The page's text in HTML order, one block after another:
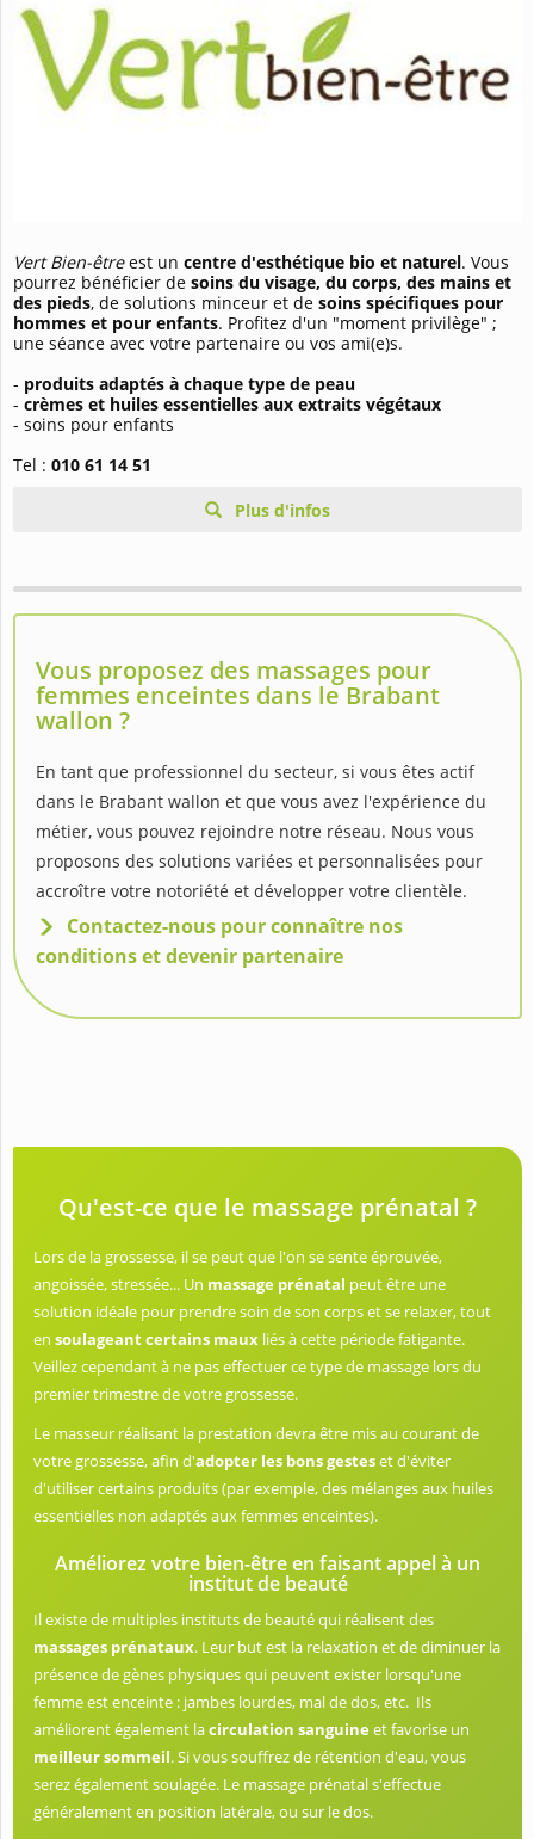
Vert Bien-êtreest un centre d'esthétique bio et naturel. Vous
pourrez bénéficier de soins du visage, du corps, des mains et
des pieds, de solutions minceur et de soins spécifiques pour
hommes et pour enfants. Profitez d'un "moment privilège" ;
une séance avec votre partenaire ou vos ami(e)s.
- produits adaptés à chaque type de peau
- crèmes et huiles essentielles aux extraits végétaux
- soins pour enfants
Tel : 010 61 14 51
Plus d'infos
Vous proposez des massages pour
femmes enceintes dans le Brabant
wallon ?
En tant que professionnel du secteur, si vous êtes actif
dans le Brabant wallon et que vous avez l'expérience du
métier, vous pouvez rejoindre notre réseau. Nous vous
proposons des solutions variées et personnalisées pour
accroître votre notoriété et développer votre clientèle.
Contactez-nous pour connaître nos
conditions et devenir partenaire
Qu'est-ce que le massage prénatal ?
Lors de la grossesse, il se peut que l'on se sente éprouvée,
angoissée, stressée... Un massage prénatal peut être une
solution idéale pour prendre soin de son corps et se relaxer, tout
en soulageant certains maux liés à cette période fatigante.
Veillez cependant à ne pas effectuer ce type de massage lors du
premier trimestre de votre grossesse.
Le masseur réalisant la prestation devra être mis au courant de
votre grossesse, afin d'adopter les bons gesteset d'éviter
d'utiliser certains produits (par exemple, des mélanges aux huiles
essentielles non adaptés aux femmes enceintes).
Améliorez votre bien-être en faisant appel à un
institut de beauté
Il existe de multiples instituts de beauté qui réalisent des
massages prénataux. Leur but est la relaxation et de diminuer la
présence de gènes physiques qui peuvent exister lorsqu'une
femme est enceinte : jambes lourdes, mal de dos, etc. Ils
améliorent également lacirculation sanguineet favorise un
meilleur sommeil. Si vous souffrez de rétention d'eau, vous
serez également soulagée. Le massage prénatal s'effectue
généralement en position latérale, ou sur le dos.